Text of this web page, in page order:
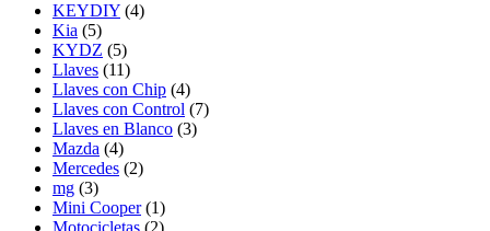
KEYDIY (4)
Kia (5)
KYDZ (5)
Llaves (11)
Llaves con Chip (4)
Llaves con Control (7)
Llaves en Blanco (3)
Mazda (4)
Mercedes (2)
mg (3)
Mini Cooper (1)
Motocicletas (2)